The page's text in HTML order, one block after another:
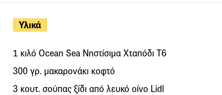
Υλικά
1 κιλό Ocean Sea Νηστίσιμα Χταπόδι Τ6
300 γρ. μακαρονάκι κοφτό
3 κουτ. σούπας ξίδι από λευκό οίνο Lidl